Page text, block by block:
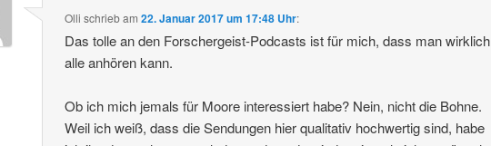
Olli schriebam22. Januar 2017 um 17:48 Uhr:
Das tolle an den Forschergeist-Podcasts ist für mich, dass man wirklich
alle anhören kann.
Ob ich mich jemals für Moore interessiert habe? Nein, nicht die Bohne.
Weil ich weiß, dass die Sendungen hier qualitativ hochwertig sind, habe